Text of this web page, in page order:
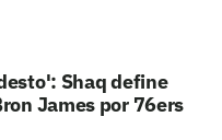
Shaq define
James por 76ers